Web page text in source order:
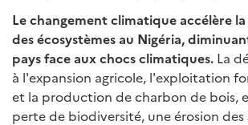
Le changement climatique accélère
des écosystèmes au Nigéria,
pays face aux chocs climatiques. La
à l'expansion agricole, l'exploitation
et la production de charbon de bois,
perte de biodiversité, une érosion des